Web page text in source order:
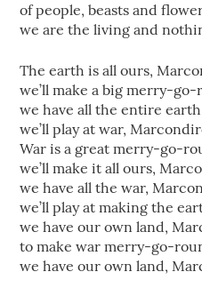
of people, beasts and
we are the living and
The earth is all ours,
we’ll make a big merry-
we have all the entire
we’ll play at war,
War is a great merry-go-
we’ll make it all ours,
we have all the war,
we’ll play at making the
we have our own land,
to make war merry-go-
we have our own land,